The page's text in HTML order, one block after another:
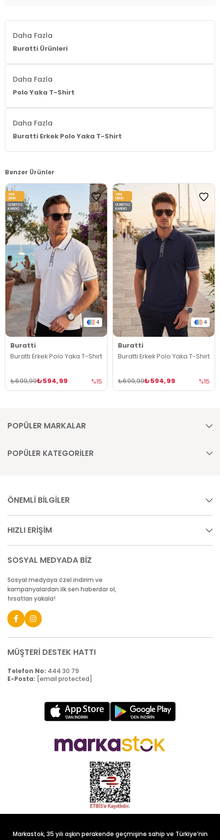
Daha Fazla
Buratti Ürünleri
Daha Fazla
Polo Yaka T-Shirt
Daha Fazla
Buratti Erkek Polo Yaka T-Shirt
Benzer Ürünler
4
Buratti
Buratti Erkek Polo Yaka T-Shirt
₺594,99
₺699,99 %15
YENI
ÜRÜN
ÜCRETSIZ
KARGO
4
Buratti
Buratti Erkek Polo Yaka T-Shirt
₺594,99
₺699,99 %15
YENI
ÜRÜN
ÜCRETSIZ
KARGO
POPÜLER MARKALAR
POPÜLER KATEGORİLER
ÖNEMLİ BİLGİLER
HIZLI ERİŞİM
SOSYAL MEDYADA BİZ
Sosyal medyaya özel indirim ve
kampanyalardan ilk sen haberdar ol,
fırsatları yakala!
MÜŞTERİ DESTEK HATTI
Telefon No: 444 30 79
E-Posta: [email protected]
Markastok, 35 yılı aşkın perakende geçmişine sahip ve Türkiye’nin